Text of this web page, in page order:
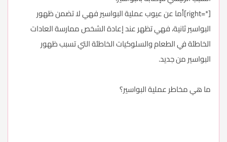
[*=right]أما عن عيوب عملية البواسير فهي لا تضمن ظهور
البواسير ثانية، فهي تظهر عند إعادة الشخص ممارسة العادات
الخاطئة في الطعام والسلوكيات الخاطئة التي تسبب ظهور
البواسير من جديد.
ما هي مخاطر عملية البواسير؟